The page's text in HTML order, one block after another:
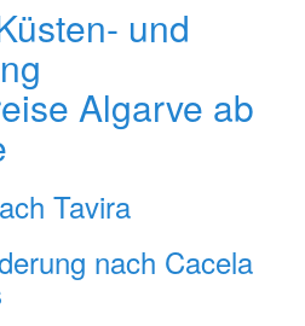
und
Algarve ab
Tavira
nach Cacela